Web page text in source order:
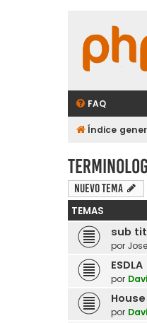
FAQ
Índice
Nuevo Tema
TEMAS
sub
por
ESDLA
por
por